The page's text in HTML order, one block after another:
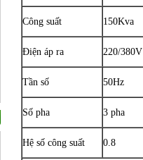
Công suất 150Kva
Điện áp ra 220/380V
Tần số 50Hz
Số pha 3 pha
Hệ số công suất 0.8